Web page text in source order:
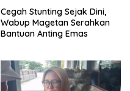
Cegah Stunting Sejak Dini,
Wabup Magetan Serahkan
Bantuan Anting Emas